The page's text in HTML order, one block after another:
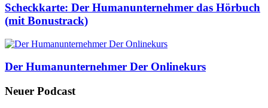
Scheckkarte: Der Humanunternehmer das Hörbuch
(mit Bonustrack)
Der Humanunternehmer Der Onlinekurs
Neuer Podcast